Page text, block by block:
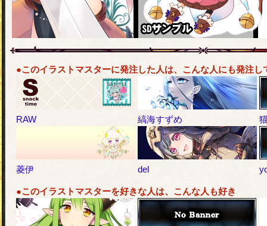
●このイラストマスターに発注した人は、こんな人にも発注し
RAW 縞海すずめ
菱伊 del
●このイラストマスターを好きな人は、こんな人も好き